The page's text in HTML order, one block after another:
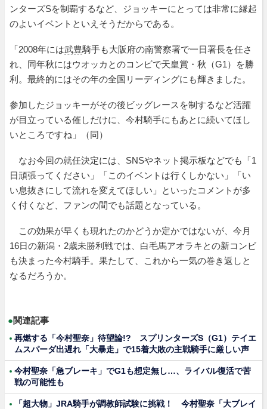
ンターズSを制覇するなど、ジョッキーにとっては非常に縁起
のよいイベントといえそうだからである。
「2008年には武豊騎手も大阪府の南警察署で一日署長を任さ
れ、同年秋にはウオッカとのコンビで天皇賞・秋（G1）を勝
利。最終的にはその年の全国リーディングにも輝きました。
参加したジョッキーがその後ビッグレースを制するなど活躍
が目立っている催しだけに、今村騎手にもあとに続いてほし
いところですね」（同）
なお今回の就任決定には、SNSやネット掲示板などでも「1
日頑張ってください」「このイベントは行くしかない」「い
い息抜きにして流れを変えてほしい」といったコメントが多
く付くなど、ファンの間でも話題となっている。
この効果が早くも現れたのかどうか定かではないが、今月
16日の新潟・2歳未勝利戦では、白毛馬アオラキとの新コンビ
も決まった今村騎手。果たして、これから一気の巻き返しと
なるだろうか。
●関連記事
再燃する「今村聖奈」待望論!? スプリンターズS（G1）テイエ
ムスパーダ出遅れ「大暴走」で15着大敗の主戦騎手に厳しい声
今村聖奈「急ブレーキ」でG1も想定無し…、ライバル復活で苦
戦の可能性も
「超大物」JRA騎手が調教師試験に挑戦！ 今村聖奈「大ブレイ